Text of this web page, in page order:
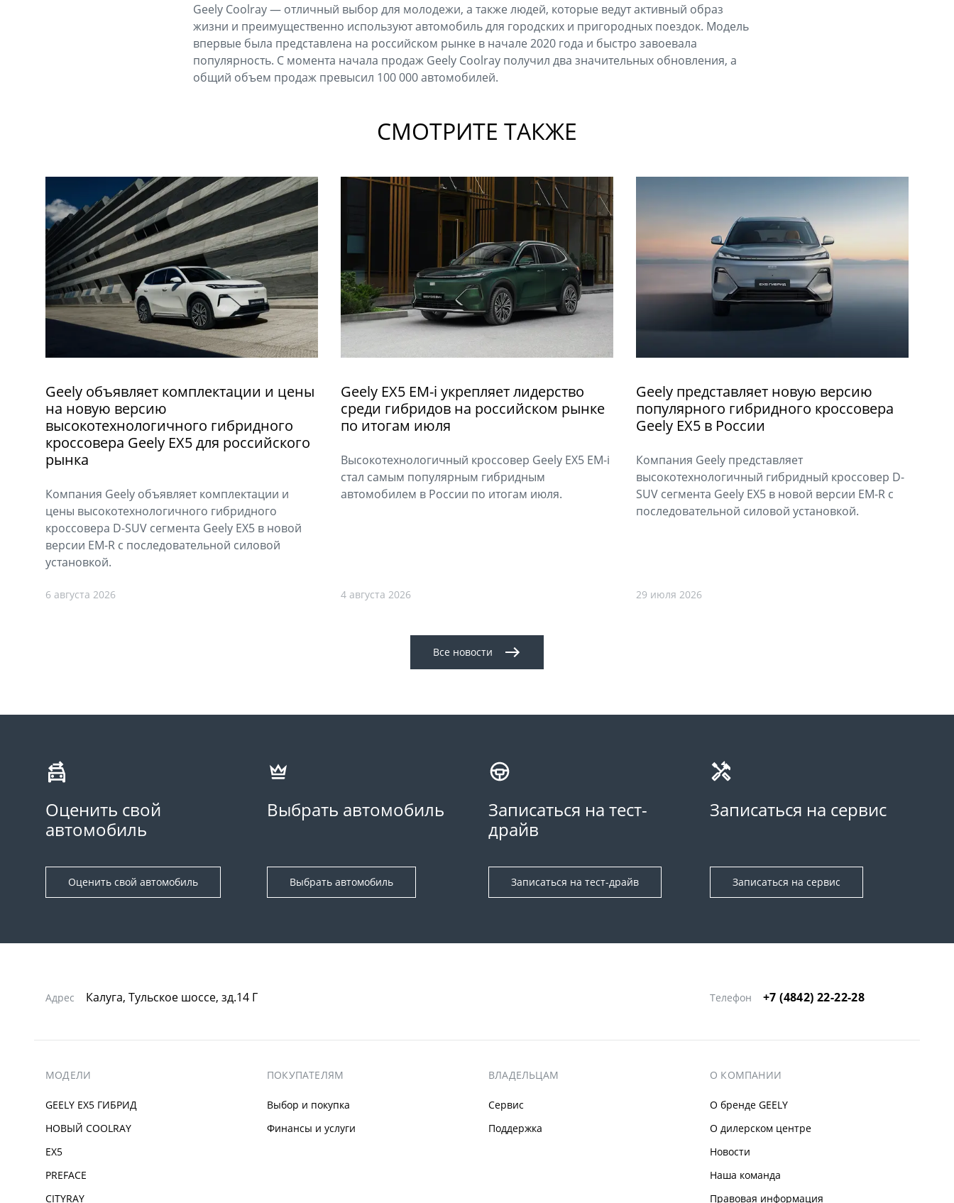
Geely Coolray — отличный выбор для молодежи, а также людей, которые ведут активный образ
жизни и преимущественно используют автомобиль для городских и пригородных поездок. Модель
впервые была представлена на российском рынке в начале 2020 года и быстро завоевала
популярность. С момента начала продаж Geely Coolray получил два значительных обновления, а
общий объем продаж превысил 100 000 автомобилей.
СМОТРИТЕ ТАКЖЕ
Geely объявляет комплектации и цены
на новую версию
высокотехнологичного гибридного
кроссовера Geely EX5 для российского
рынка
Компания Geely объявляет комплектации и
цены высокотехнологичного гибридного
кроссовера D-SUV сегмента Geely EX5 в новой
версии EM-R с последовательной силовой
установкой.
6 августа 2026
Geely EX5 EM-i укрепляет лидерство
среди гибридов на российском рынке
по итогам июля
Высокотехнологичный кроссовер Geely EX5 EM-i
стал самым популярным гибридным
автомобилем в России по итогам июля.
4 августа 2026
Geely представляет новую версию
популярного гибридного кроссовера
Geely EX5 в России
Компания Geely представляет
высокотехнологичный гибридный кроссовер D-
SUV сегмента Geely EX5 в новой версии EM-R с
последовательной силовой установкой.
29 июля 2026
Все новости
Оценить свой
автомобиль
Оценить свой автомобиль
Выбрать автомобиль
Выбрать автомобиль
Записаться на тест-
драйв
Записаться на тест-драйв
Записаться на сервис
Записаться на сервис
Адрес Калуга, Тульское шоссе, зд.14 Г Телефон +7 (4842) 22-22-28
МОДЕЛИ
GEELY EX5 ГИБРИД
НОВЫЙ COOLRAY
EX5
PREFACE
CITYRAY
ПОКУПАТЕЛЯМ
Выбор и покупка
Финансы и услуги
ВЛАДЕЛЬЦАМ
Сервис
Поддержка
О КОМПАНИИ
О бренде GEELY
О дилерском центре
Новости
Наша команда
Правовая информация